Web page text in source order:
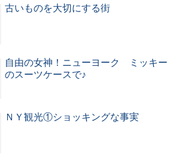
古いものを大切にする街
自由の女神！ニューヨーク ミッキー
のスーツケースで♪
ＮＹ観光①ショッキングな事実